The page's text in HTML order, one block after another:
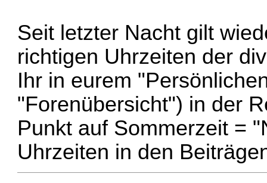
Seit letzter Nacht gilt
richtigen Uhrzeiten der
Ihr in eurem
"Forenübersicht") in der
Punkt auf Sommerzeit =
Uhrzeiten in den